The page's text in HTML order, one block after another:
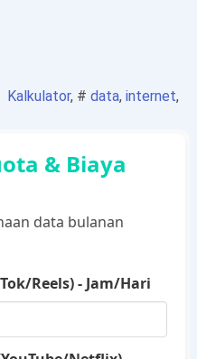
Kalkulator, # data, internet,
& Biaya
data bulanan
Reels) - Jam/Hari